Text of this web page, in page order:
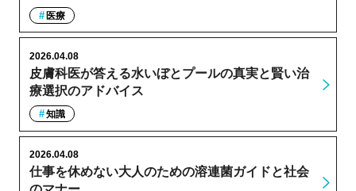
医療
皮膚科医が答える水いぼとプールの真実と賢い治
療選択のアドバイス
2026.04.08
知識
仕事を休めない大人のための溶連菌ガイドと社会
2026.04.08